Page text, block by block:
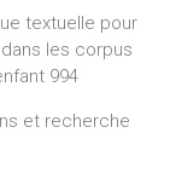
textuelle pour
les corpus
994
et recherche